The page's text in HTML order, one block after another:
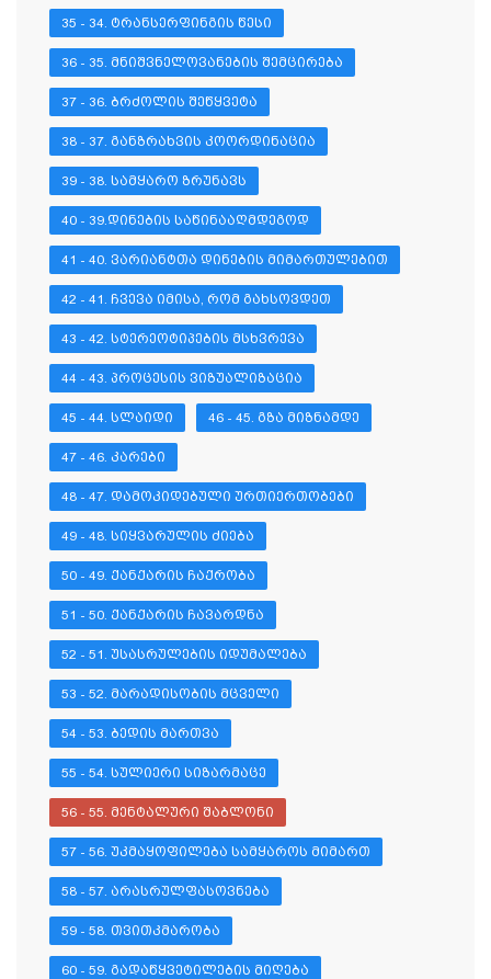
35 - 34. ᲢᲠᲐᲜᲡᲔᲠᲤᲘᲜᲒᲘᲡ ᲬᲔᲡᲘ
36 - 35. ᲛᲜᲘᲨᲕᲜᲔᲚᲝᲕᲐᲜᲔᲑᲘᲡ ᲨᲔᲛᲪᲘᲠᲔᲑᲐ
37 - 36. ᲑᲠᲫᲝᲚᲘᲡ ᲨᲔᲬᲧᲕᲔᲢᲐ
38 - 37. ᲒᲐᲜᲖᲠᲐᲮᲕᲘᲡ ᲙᲝᲝᲠᲓᲘᲜᲐᲪᲘᲐ
39 - 38. ᲡᲐᲛᲧᲐᲠᲝ ᲖᲠᲣᲜᲐᲕᲡ
40 - 39.ᲓᲘᲜᲔᲑᲘᲡ ᲡᲐᲬᲘᲜᲐᲐᲦᲛᲓᲔᲒᲝᲓ
41 - 40. ᲕᲐᲠᲘᲐᲜᲢᲗᲐ ᲓᲘᲜᲔᲑᲘᲡ ᲛᲘᲛᲐᲠᲗᲣᲚᲔᲑᲘᲗ
42 - 41. ᲩᲕᲔᲕᲐ ᲘᲛᲘᲡᲐ, ᲠᲝᲛ ᲒᲐᲮᲡᲝᲕᲓᲔᲗ
43 - 42. ᲡᲢᲔᲠᲔᲝᲢᲘᲞᲔᲑᲘᲡ ᲛᲡᲮᲕᲠᲔᲕᲐ
44 - 43. ᲞᲠᲝᲪᲔᲡᲘᲡ ᲕᲘᲖᲣᲐᲚᲘᲖᲐᲪᲘᲐ
45 - 44. ᲡᲚᲐᲘᲓᲘ 46 - 45. ᲒᲖᲐ ᲛᲘᲖᲜᲐᲛᲓᲔ
47 - 46. ᲙᲐᲠᲔᲑᲘ
48 - 47. ᲓᲐᲛᲝᲙᲘᲓᲔᲑᲣᲚᲘ ᲣᲠᲗᲘᲔᲠᲗᲝᲑᲔᲑᲘ
49 - 48. ᲡᲘᲧᲕᲐᲠᲣᲚᲘᲡ ᲫᲘᲔᲑᲐ
50 - 49. ᲥᲐᲜᲥᲐᲠᲘᲡ ᲩᲐᲥᲠᲝᲑᲐ
51 - 50. ᲥᲐᲜᲥᲐᲠᲘᲡ ᲩᲐᲕᲐᲠᲓᲜᲐ
52 - 51. ᲣᲡᲐᲡᲠᲣᲚᲔᲑᲘᲡ ᲘᲓᲣᲛᲐᲚᲔᲑᲐ
53 - 52. ᲛᲐᲠᲐᲓᲘᲡᲝᲑᲘᲡ ᲛᲪᲕᲔᲚᲘ
54 - 53. ᲑᲔᲓᲘᲡ ᲛᲐᲠᲗᲕᲐ
55 - 54. ᲡᲣᲚᲘᲔᲠᲘ ᲡᲘᲖᲐᲠᲛᲐᲪᲔ
56 - 55. ᲛᲔᲜᲢᲐᲚᲣᲠᲘ ᲨᲐᲑᲚᲝᲜᲘ
57 - 56. ᲣᲙᲛᲐᲧᲝᲤᲘᲚᲔᲑᲐ ᲡᲐᲛᲧᲐᲠᲝᲡ ᲛᲘᲛᲐᲠᲗ
58 - 57. ᲐᲠᲐᲡᲠᲣᲚᲤᲐᲡᲝᲕᲜᲔᲑᲐ
59 - 58. ᲗᲕᲘᲗᲙᲛᲐᲠᲝᲑᲐ
60 - 59. ᲒᲐᲓᲐᲬᲧᲕᲔᲢᲘᲚᲔᲑᲘᲡ ᲛᲘᲦᲔᲑᲐ